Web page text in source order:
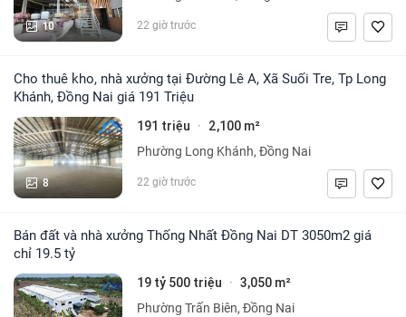
10 22 giờ trước
Cho thuê kho, nhà xưởng tại Đường Lê A, Xã Suối Tre, Tp Long
Khánh, Đồng Nai giá 191 Triệu
8
191 triệu · 2,100 m²
Phường Long Khánh, Đồng Nai
22 giờ trước
Bán đất và nhà xưởng Thống Nhất Đồng Nai DT 3050m2 giá
chỉ 19.5 tỷ
19 tỷ 500 triệu · 3,050 m²
Phường Trấn Biên, Đồng Nai